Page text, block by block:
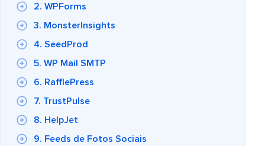
2. WPForms
3. MonsterInsights
4. SeedProd
5. WP Mail SMTP
6. RafflePress
7. TrustPulse
8. HelpJet
9. Feeds de Fotos Sociais